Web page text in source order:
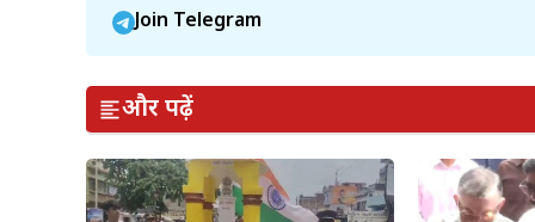
Join Telegram
और पढ़ें